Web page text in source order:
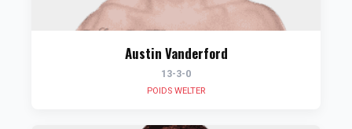
Austin Vanderford
13-3-0
POIDS WELTER